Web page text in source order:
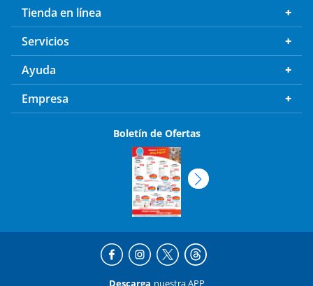
Tienda en línea
Servicios
Ayuda
Empresa
Boletín de Ofertas
Descarga nuestra APP